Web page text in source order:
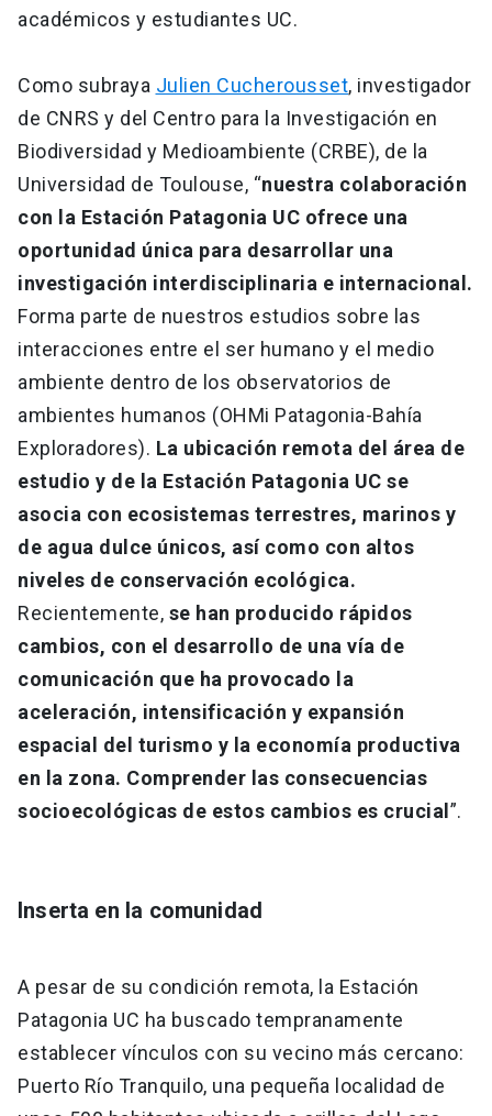
académicos y estudiantes UC.
Como subraya Julien Cucherousset, investigador
de CNRS y del Centro para la Investigación en
Biodiversidad y Medioambiente (CRBE), de la
Universidad de Toulouse, “nuestra colaboración
con la Estación Patagonia UC ofrece una
oportunidad única para desarrollar una
investigación interdisciplinaria e internacional.
Forma parte de nuestros estudios sobre las
interacciones entre el ser humano y el medio
ambiente dentro de los observatorios de
ambientes humanos (OHMi Patagonia-Bahía
Exploradores). La ubicación remota del área de
estudio y de la Estación Patagonia UC se
asocia con ecosistemas terrestres, marinos y
de agua dulce únicos, así como con altos
niveles de conservación ecológica.
Recientemente, se han producido rápidos
cambios, con el desarrollo de una vía de
comunicación que ha provocado la
aceleración, intensificación y expansión
espacial del turismo y la economía productiva
en la zona. Comprender las consecuencias
socioecológicas de estos cambios es crucial ”.
Inserta en la comunidad
A pesar de su condición remota, la Estación
Patagonia UC ha buscado tempranamente
establecer vínculos con su vecino más cercano:
Puerto Río Tranquilo, una pequeña localidad de